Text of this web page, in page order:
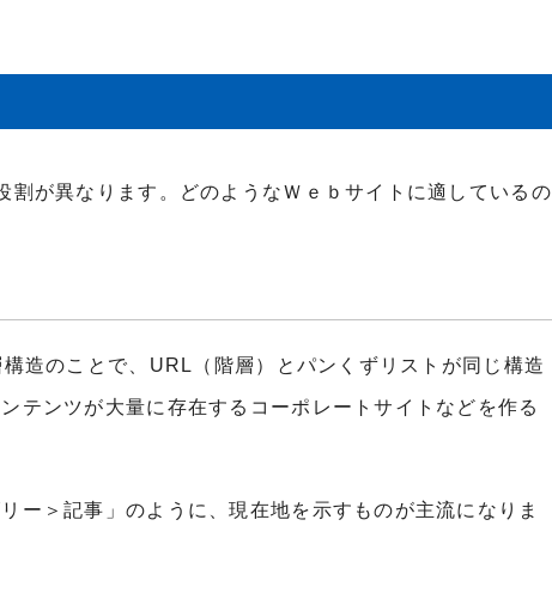
が異なります。どのようなＷｅｂサイトに適しているの
造のことで、URL（階層）とパンくずリストが同じ構造
テンツが大量に存在するコーポレートサイトなどを作る
ー＞記事」のように、現在地を示すものが主流になりま